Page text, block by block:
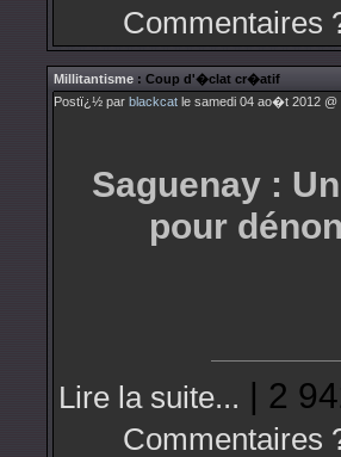
Commentaires
Millitantisme : Coup d'�clat cr�atif
Postï¿½ par blackcat le samedi 04 ao�t 2012 @
Saguenay :
pour
Lire la suite... | 2
Commentaires